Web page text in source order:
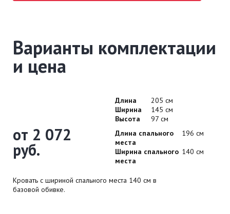
Варианты комплектации
и цена
от 2 072
руб.
Длина
205 см
Ширина
145 см
Высота
97 см
Длина спального
места
196 см
Ширина спального
места
140 см
Кровать с шириной спального места 140 см в
базовой обивке.